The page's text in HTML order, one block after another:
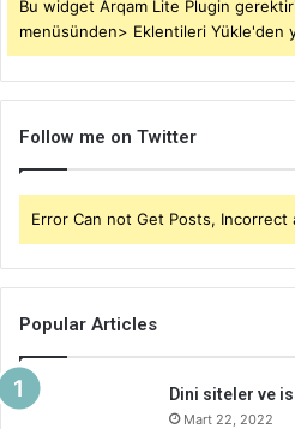
Bu widget Arqam Lite Plugin
menüsünden> Eklentileri Yükle'den
Follow me on Twitter
Error Can not Get Posts, Incorrect
Popular Articles
Dini siteler ve
Mart 22, 2022